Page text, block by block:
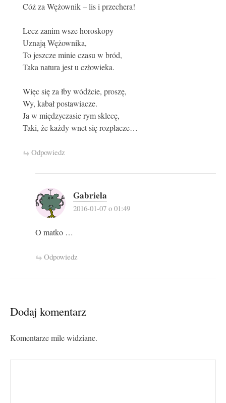
Cóż za Wężownik – lis i przechera!
Lecz zanim wsze horoskopy
Uznają Wężownika,
To jeszcze minie czasu w bród,
Taka natura jest u człowieka.
Więc się za łby wódźcie, proszę,
Wy, kabał postawiacze.
Ja w międzyczasie rym sklecę,
Taki, że każdy wnet się rozpłacze…
Odpowiedz
Gabriela
2016-01-07 o 01:49
O matko …
Odpowiedz
Dodaj komentarz
Komentarze mile widziane.